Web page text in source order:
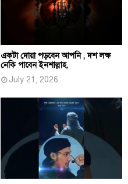
একটা দোয়া পড়বেন আপনি , দশ লক্ষ
নেকি পাবেন ইনশাল্লাহ.
July 21, 2026